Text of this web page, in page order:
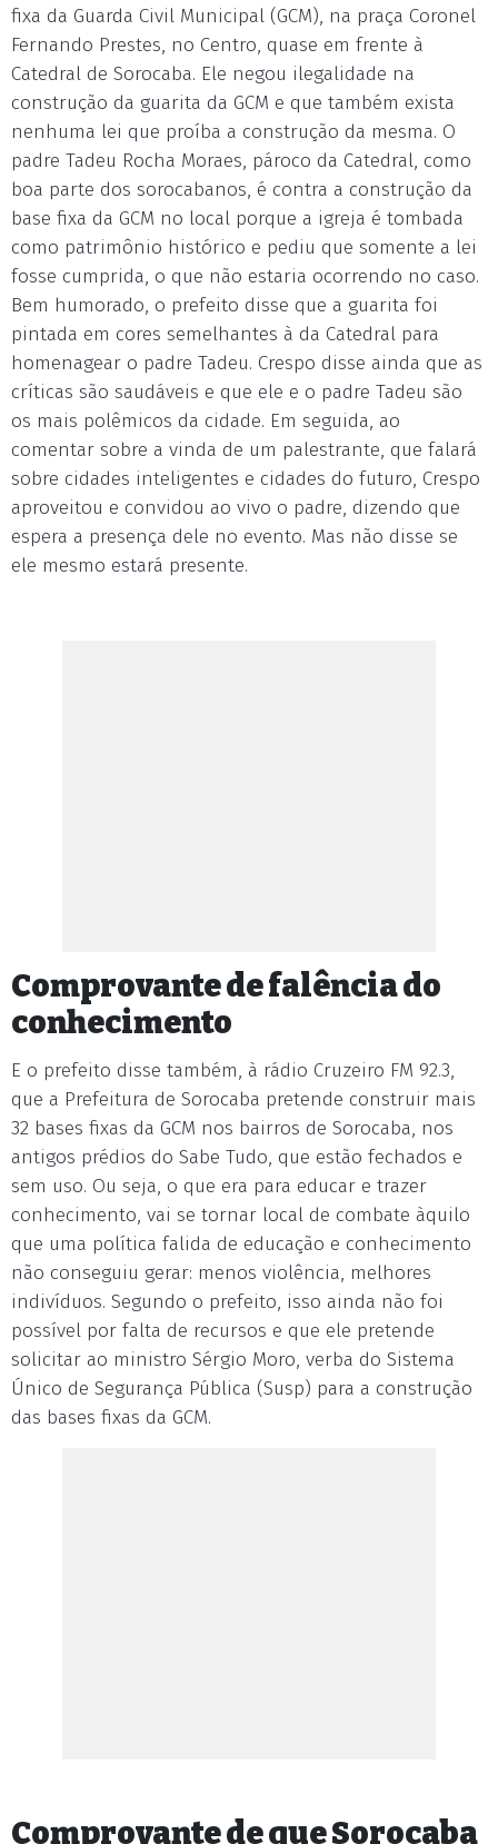
fixa da Guarda Civil Municipal (GCM), na praça Coronel
Fernando Prestes, no Centro, quase em frente à
Catedral de Sorocaba. Ele negou ilegalidade na
construção da guarita da GCM e que também exista
nenhuma lei que proíba a construção da mesma. O
padre Tadeu Rocha Moraes, pároco da Catedral, como
boa parte dos sorocabanos, é contra a construção da
base fixa da GCM no local porque a igreja é tombada
como patrimônio histórico e pediu que somente a lei
fosse cumprida, o que não estaria ocorrendo no caso.
Bem humorado, o prefeito disse que a guarita foi
pintada em cores semelhantes à da Catedral para
homenagear o padre Tadeu. Crespo disse ainda que as
críticas são saudáveis e que ele e o padre Tadeu são
os mais polêmicos da cidade. Em seguida, ao
comentar sobre a vinda de um palestrante, que falará
sobre cidades inteligentes e cidades do futuro, Crespo
aproveitou e convidou ao vivo o padre, dizendo que
espera a presença dele no evento. Mas não disse se
ele mesmo estará presente.
Comprovante de falência do
conhecimento
E o prefeito disse também, à rádio Cruzeiro FM 92.3,
que a Prefeitura de Sorocaba pretende construir mais
32 bases fixas da GCM nos bairros de Sorocaba, nos
antigos prédios do Sabe Tudo, que estão fechados e
sem uso. Ou seja, o que era para educar e trazer
conhecimento, vai se tornar local de combate àquilo
que uma política falida de educação e conhecimento
não conseguiu gerar: menos violência, melhores
indivíduos. Segundo o prefeito, isso ainda não foi
possível por falta de recursos e que ele pretende
solicitar ao ministro Sérgio Moro, verba do Sistema
Único de Segurança Pública (Susp) para a construção
das bases fixas da GCM.
Comprovante de que Sorocaba